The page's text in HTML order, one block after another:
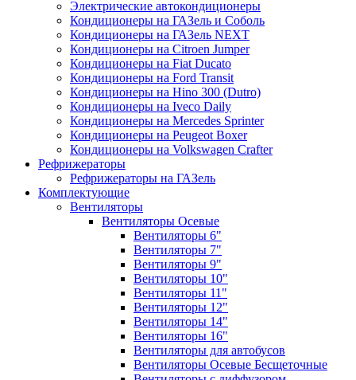
Электрические автокондиционеры
Кондиционеры на ГАЗель и Соболь
Кондиционеры на ГАЗель NEXT
Кондиционеры на Citroen Jumper
Кондиционеры на Fiat Ducato
Кондиционеры на Ford Transit
Кондиционеры на Hino 300 (Dutro)
Кондиционеры на Iveco Daily
Кондиционеры на Mercedes Sprinter
Кондиционеры на Peugeot Boxer
Кондиционеры на Volkswagen Crafter
Рефрижераторы
Рефрижераторы на ГАЗель
Комплектующие
Вентиляторы
Вентиляторы Осевые
Вентиляторы 6"
Вентиляторы 7"
Вентиляторы 9"
Вентиляторы 10"
Вентиляторы 11"
Вентиляторы 12"
Вентиляторы 14"
Вентиляторы 16"
Вентиляторы для автобусов
Вентиляторы Осевые Бесщеточные